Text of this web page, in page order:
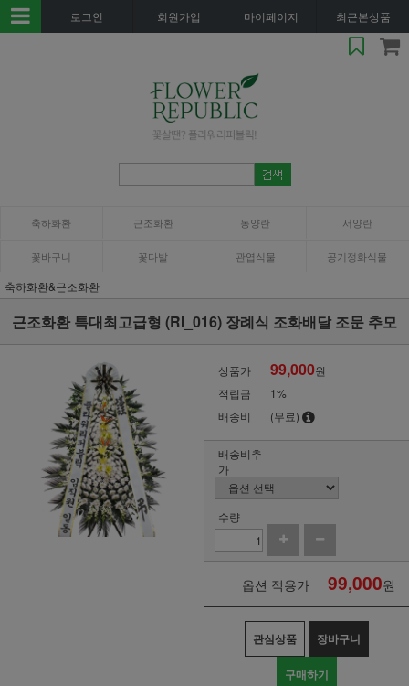
로그인 회원가입 마이페이지 최근본상품
축하화환 근조화환 동양란 서양란
꽃바구니 꽃다발 관엽식물 공기정화식물
축하화환&근조화환
근조화환 특대최고급형 (RI_016) 장례식 조화배달 조문 추모
상품가 99,000원
적립금
1%
배송비
(무료)
배송비추
가
수량
옵션 적용가 99,000원
관심상품 장바구니
구매하기